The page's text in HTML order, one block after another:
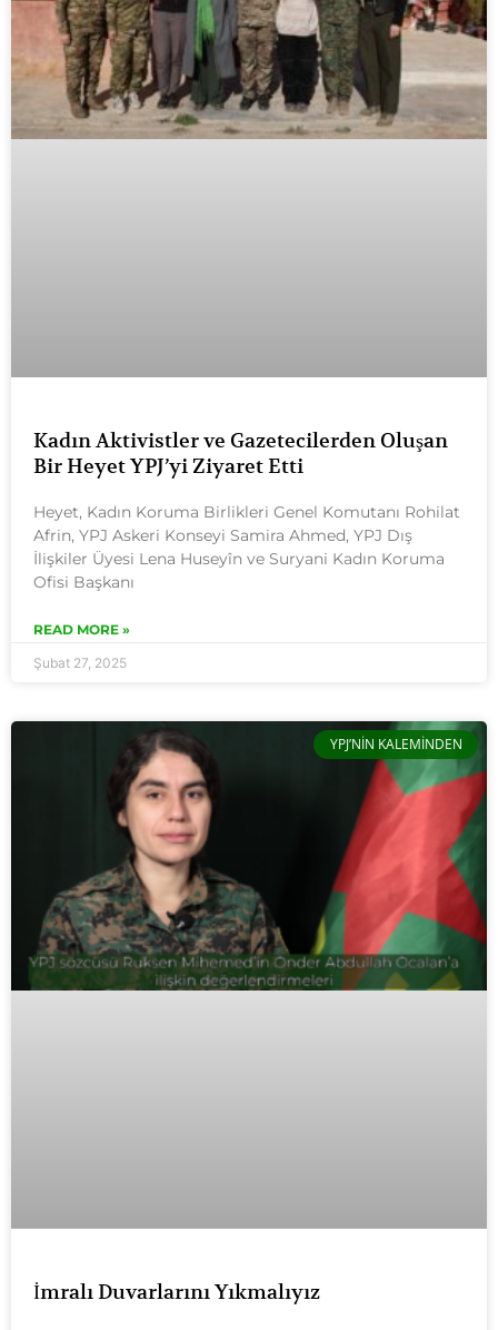
Kadın Aktivistler ve Gazetecilerden Oluşan
Bir Heyet YPJ’yi Ziyaret Etti
Heyet, Kadın Koruma Birlikleri Genel Komutanı Rohilat
Afrin, YPJ Askeri Konseyi Samira Ahmed, YPJ Dış
İlişkiler Üyesi Lena Huseyîn ve Suryani Kadın Koruma
Ofisi Başkanı
READ MORE »
Şubat 27, 2025
YPJ’NIN KALEMINDEN
İmralı Duvarlarını Yıkmalıyız